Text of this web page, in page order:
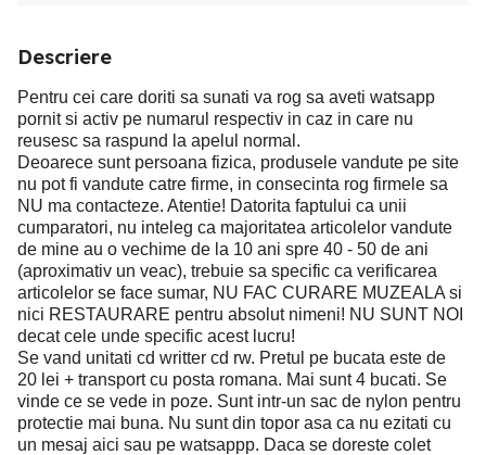
Descriere
Pentru cei care doriti sa sunati va rog sa aveti watsapp
pornit si activ pe numarul respectiv in caz in care nu
reusesc sa raspund la apelul normal.
Deoarece sunt persoana fizica, produsele vandute pe site
nu pot fi vandute catre firme, in consecinta rog firmele sa
NU ma contacteze. Atentie! Datorita faptului ca unii
cumparatori, nu inteleg ca majoritatea articolelor vandute
de mine au o vechime de la 10 ani spre 40 - 50 de ani
(aproximativ un veac), trebuie sa specific ca verificarea
articolelor se face sumar, NU FAC CURARE MUZEALA si
nici RESTAURARE pentru absolut nimeni! NU SUNT NOI
decat cele unde specific acest lucru!
Se vand unitati cd writter cd rw. Pretul pe bucata este de
20 lei + transport cu posta romana. Mai sunt 4 bucati. Se
vinde ce se vede in poze. Sunt intr-un sac de nylon pentru
protectie mai buna. Nu sunt din topor asa ca nu ezitati cu
un mesaj aici sau pe watsappp. Daca se doreste colet